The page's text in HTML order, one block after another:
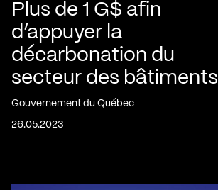
Plus de 1 G$ afin
d’appuyer la
décarbonation du
secteur des bâtiments
Gouvernement du Québec
26.05.2023